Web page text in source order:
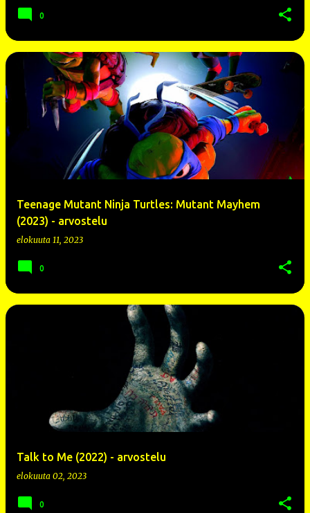
0
Teenage Mutant Ninja Turtles: Mutant Mayhem
(2023) - arvostelu
elokuuta 11, 2023
0
Talk to Me (2022) - arvostelu
elokuuta 02, 2023
0